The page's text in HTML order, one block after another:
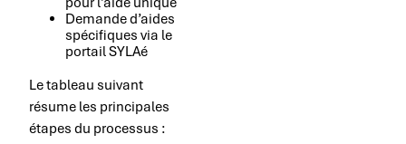
Demande d’aides
spécifiques via le
portail SYLAé
Le tableau suivant
résume les principales
étapes du processus :